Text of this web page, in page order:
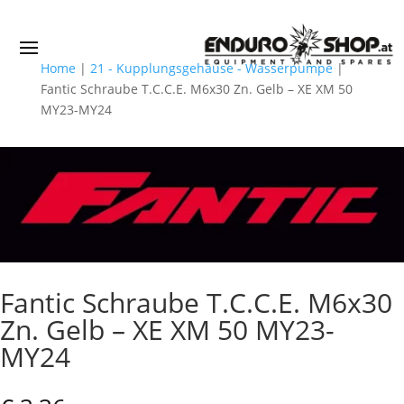
Home | 21 - Kupplungsgehäuse - Wasserpumpe |
Fantic Schraube T.C.C.E. M6x30 Zn. Gelb – XE XM 50
MY23-MY24
Fantic Schraube T.C.C.E. M6x30
Zn. Gelb – XE XM 50 MY23-
MY24